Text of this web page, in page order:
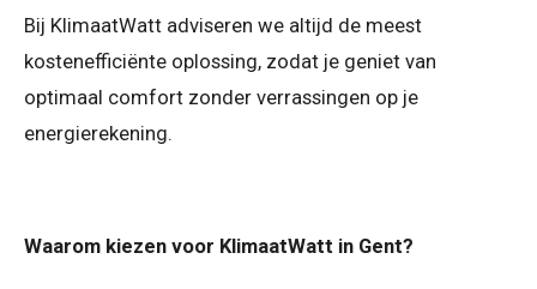
Bij KlimaatWatt adviseren we altijd de meest
kostenefficiënte oplossing, zodat je geniet van
optimaal comfort zonder verrassingen op je
energierekening.
Waarom kiezen voor KlimaatWatt in Gent?